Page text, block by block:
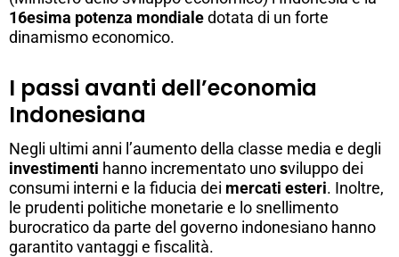
16esima potenza mondialedotata di un forte
dinamismo economico.
I passi avanti dell’economia
Indonesiana
Negli ultimi anni l’aumento della classe media e degli
investimenti hanno incrementato unosviluppo dei
consumi interni e la fiducia dei mercati esteri. Inoltre,
le prudenti politiche monetarie e lo snellimento
burocratico da parte del governo indonesiano hanno
garantito vantaggi e fiscalità.